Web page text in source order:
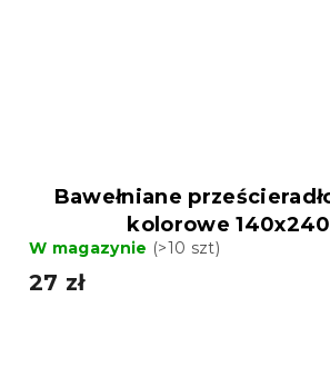
Bawełniane
kolorowe
W magazynie (>10 szt)
27 zł